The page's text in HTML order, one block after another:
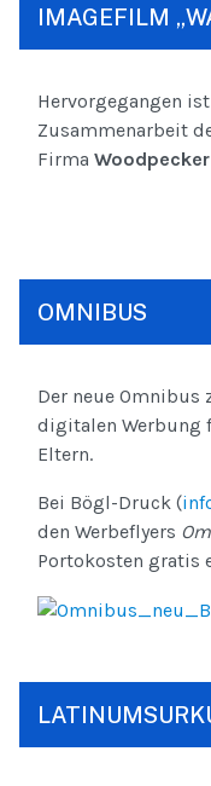
IMAGEFILM
Hervorgegangen
Zusammenarbeit
Firma
OMNIBUS
Der neue
digitalen Werbung
Eltern.
Bei Bögl-Druck (
den Werbeflyers
Portokosten gratis